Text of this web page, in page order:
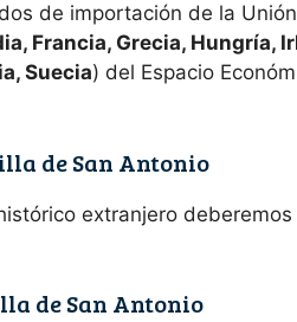
de importación de la
Francia, Grecia,
Suecia) del Espacio
de San Antonio
extranjero
de San Antonio